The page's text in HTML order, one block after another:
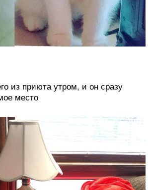
из приюта утром, и он сразу
место